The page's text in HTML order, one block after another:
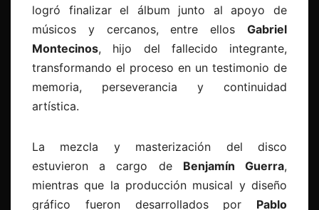
logró finalizar el álbum junto al apoyo de
músicos y cercanos, entre ellos Gabriel
Montecinos, hijo del fallecido integrante,
transformando el proceso en un testimonio de
memoria, perseverancia y continuidad
artística.
La mezcla y masterización del disco
estuvieron a cargo de Benjamín Guerra,
mientras que la producción musical y diseño
gráfico fueron desarrollados por Pablo